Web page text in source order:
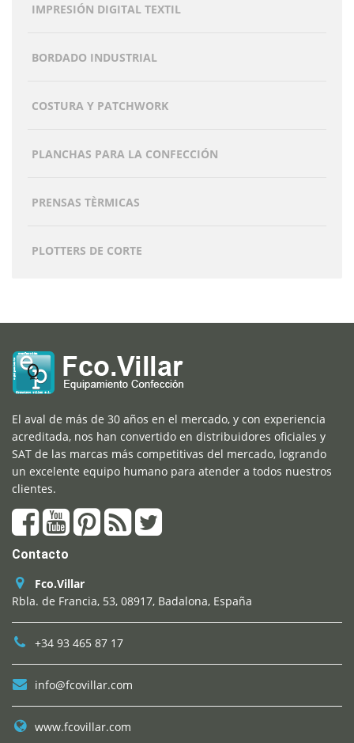
IMPRESIÓN DIGITAL TEXTIL
BORDADO INDUSTRIAL
COSTURA Y PATCHWORK
PLANCHAS PARA LA CONFECCIÓN
PRENSAS TÈRMICAS
PLOTTERS DE CORTE
El aval de más de 30 años en el mercado, y con experiencia
acreditada, nos han convertido en distribuidores oficiales y
SAT de las marcas más competitivas del mercado, logrando
un excelente equipo humano para atender a todos nuestros
clientes.
Contacto
Fco.Villar
Rbla. de Francia, 53, 08917, Badalona, España
+34 93 465 87 17
info@fcovillar.com
www.fcovillar.com